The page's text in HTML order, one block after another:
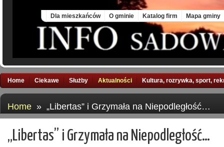
Dla mieszkańców O gminie Katalog firm Mapa gminy
Home Ciekawe Służby Aktualności Kultura, rozrywka, sport,
Home » „Libertas” i Grzymała na Niepodległość…
„Libertas” i Grzymała na Niepodległość…